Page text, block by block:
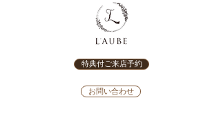
特典付ご来店予約
お問い合わせ